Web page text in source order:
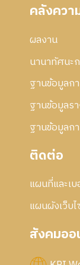
คลังควา
ผลงาน
นานาทัศนะ
ฐานข้อมูลก
ฐานข้อมูลร
ฐานข้อมูลก
ติดต่อ
แผนที่และเ
แผนผังเว็บ
สังคมออ